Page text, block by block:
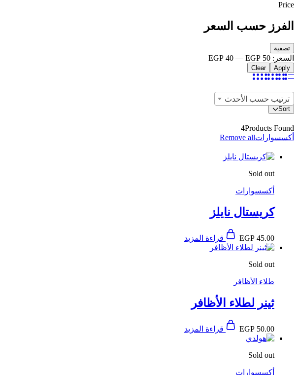
Price
الفرز حسب السعر
أدنى
سعر
أعلى
سعر
تصفية
السعر: EGP 40 — EGP 50
Apply
Clear
ترتيب حسب الأحدث
Sort
4Products Found
أكسسواراتRemove all
Sold out
أكسسوارات
كريستال نايلز
EGP 45.00 قراءة المزيد
Sold out
طلاء الأظافر
ثينر لطلاء الأظافر
EGP 50.00 قراءة المزيد
Sold out
أكسسوارات